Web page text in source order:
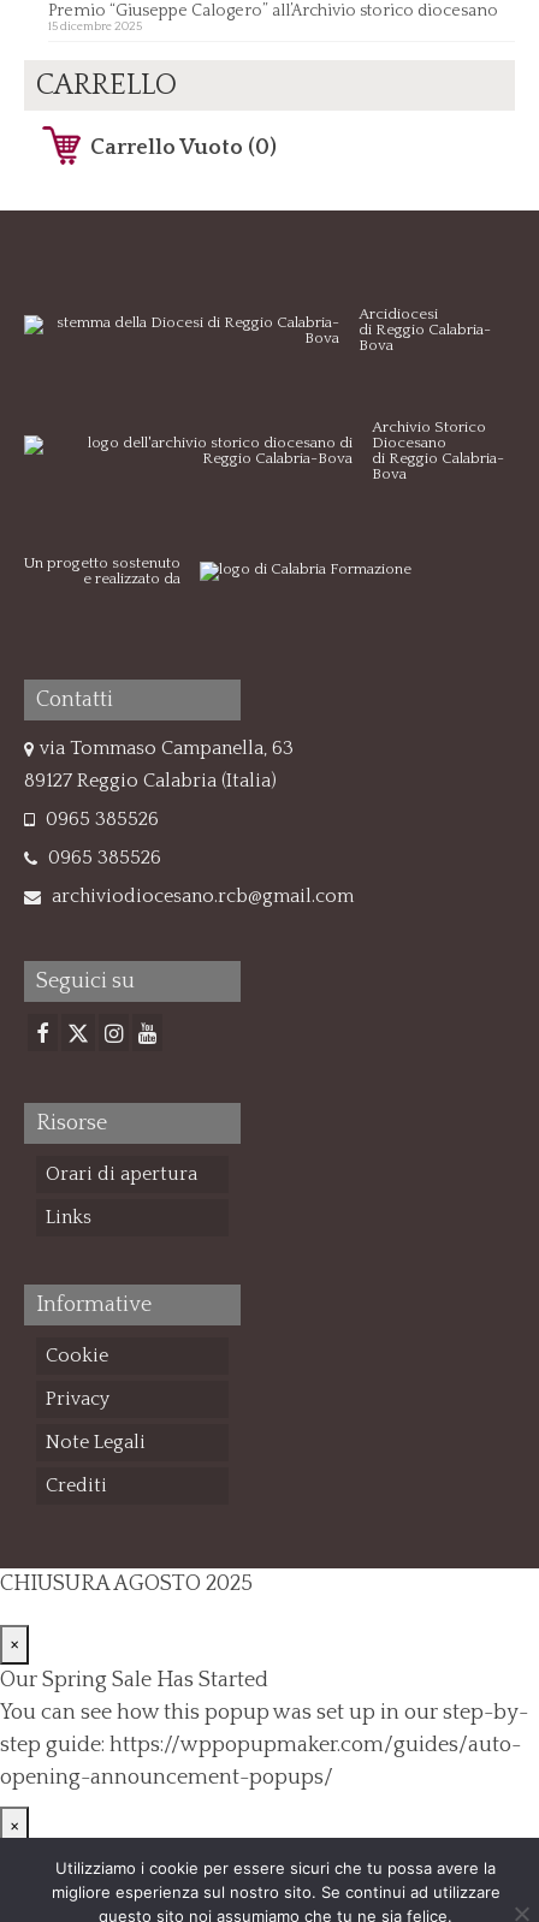
Premio “Giuseppe Calogero” all’Archivio storico diocesano
15 dicembre 2025
CARRELLO
Carrello Vuoto (0)
Arcidiocesi
di Reggio Calabria-
Bova
Archivio Storico
Diocesano
di Reggio Calabria-
Bova
Un progetto sostenuto
e realizzato da
Contatti
via Tommaso Campanella, 63
89127 Reggio Calabria (Italia)
0965 385526
0965 385526
archiviodiocesano.rcb@gmail.com
Seguici su
Risorse
Orari di apertura
Links
Informative
Cookie
Privacy
Note Legali
Crediti
CHIUSURA AGOSTO 2025
×
Our Spring Sale Has Started
You can see how this popup was set up in our step-by-
step guide: https://wppopupmaker.com/guides/auto-
opening-announcement-popups/
×
Utilizziamo i cookie per essere sicuri che tu possa avere la
migliore esperienza sul nostro sito. Se continui ad utilizzare
questo sito noi assumiamo che tu ne sia felice.